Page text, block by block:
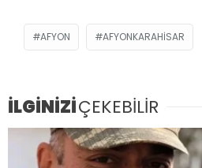
AFYON AFYONKARAHISAR
İLGİNİZİÇEKEBİLİR